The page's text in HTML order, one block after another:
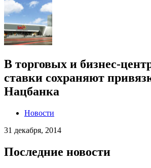
В торговых и бизнес-
ставки cохраняют
Нацбанка
Новости
31 декабря, 2014
Последние новости